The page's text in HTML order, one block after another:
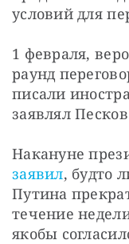
условий для
1 февраля,
раунд
писали
заявлял
заявил, будто
Путина
течение
якобы